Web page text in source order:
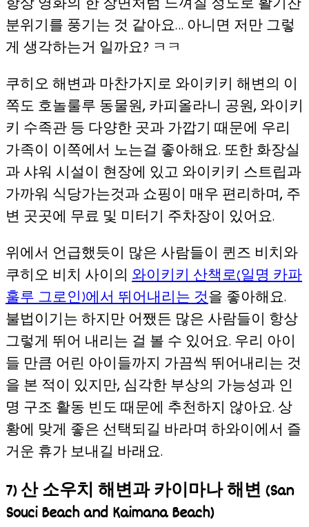
항상 영화의 한 장면처럼 느껴질 정도로 활기찬
분위기를 풍기는 것 같아요… 아니면 저만 그렇
게 생각하는거 일까요? ㅋㅋ
쿠히오 해변과 마찬가지로 와이키키 해변의 이
쪽도 호놀룰루 동물원, 카피올라니 공원, 와이키
키 수족관 등 다양한 곳과 가깝기 때문에 우리
가족이 이쪽에서 노는걸 좋아해요. 또한 화장실
과 샤워 시설이 현장에 있고 와이키키 스트립과
가까워 식당가는것과 쇼핑이 매우 편리하며, 주
변 곳곳에 무료 및 미터기 주차장이 있어요.
위에서 언급했듯이 많은 사람들이 퀸즈 비치와
쿠히오 비치 사이의 와이키키 산책로(일명 카파
훌루 그로인)에서 뛰어내리는 것을 좋아해요.
불법이기는 하지만 어쨌든 많은 사람들이 항상
그렇게 뛰어 내리는 걸 볼 수 있어요. 우리 아이
들 만큼 어린 아이들까지 가끔씩 뛰어내리는 것
을 본 적이 있지만, 심각한 부상의 가능성과 인
명 구조 활동 빈도 때문에 추천하지 않아요. 상
황에 맞게 좋은 선택되길 바라며 하와이에서 즐
거운 휴가 보내길 바래요.
7) 산 소우치 해변과 카이마나 해변 (San
Souci Beach and Kaimana Beach)